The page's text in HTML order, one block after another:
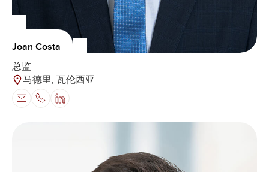
Joan Costa
总监
马德里, 瓦伦西亚